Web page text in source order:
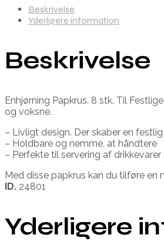
Beskrivelse
Yderligere information
Beskrivelse
Enhjørning Papkrus. 8 stk. Til
og voksne.
– Livligt design. Der skaber en
– Holdbare og nemme, at håndtere
– Perfekte til servering af
Med disse papkrus kan du tilføre
ID. 24801
Yderligere